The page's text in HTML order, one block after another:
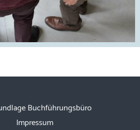
Buchführungsbüro
Impressum